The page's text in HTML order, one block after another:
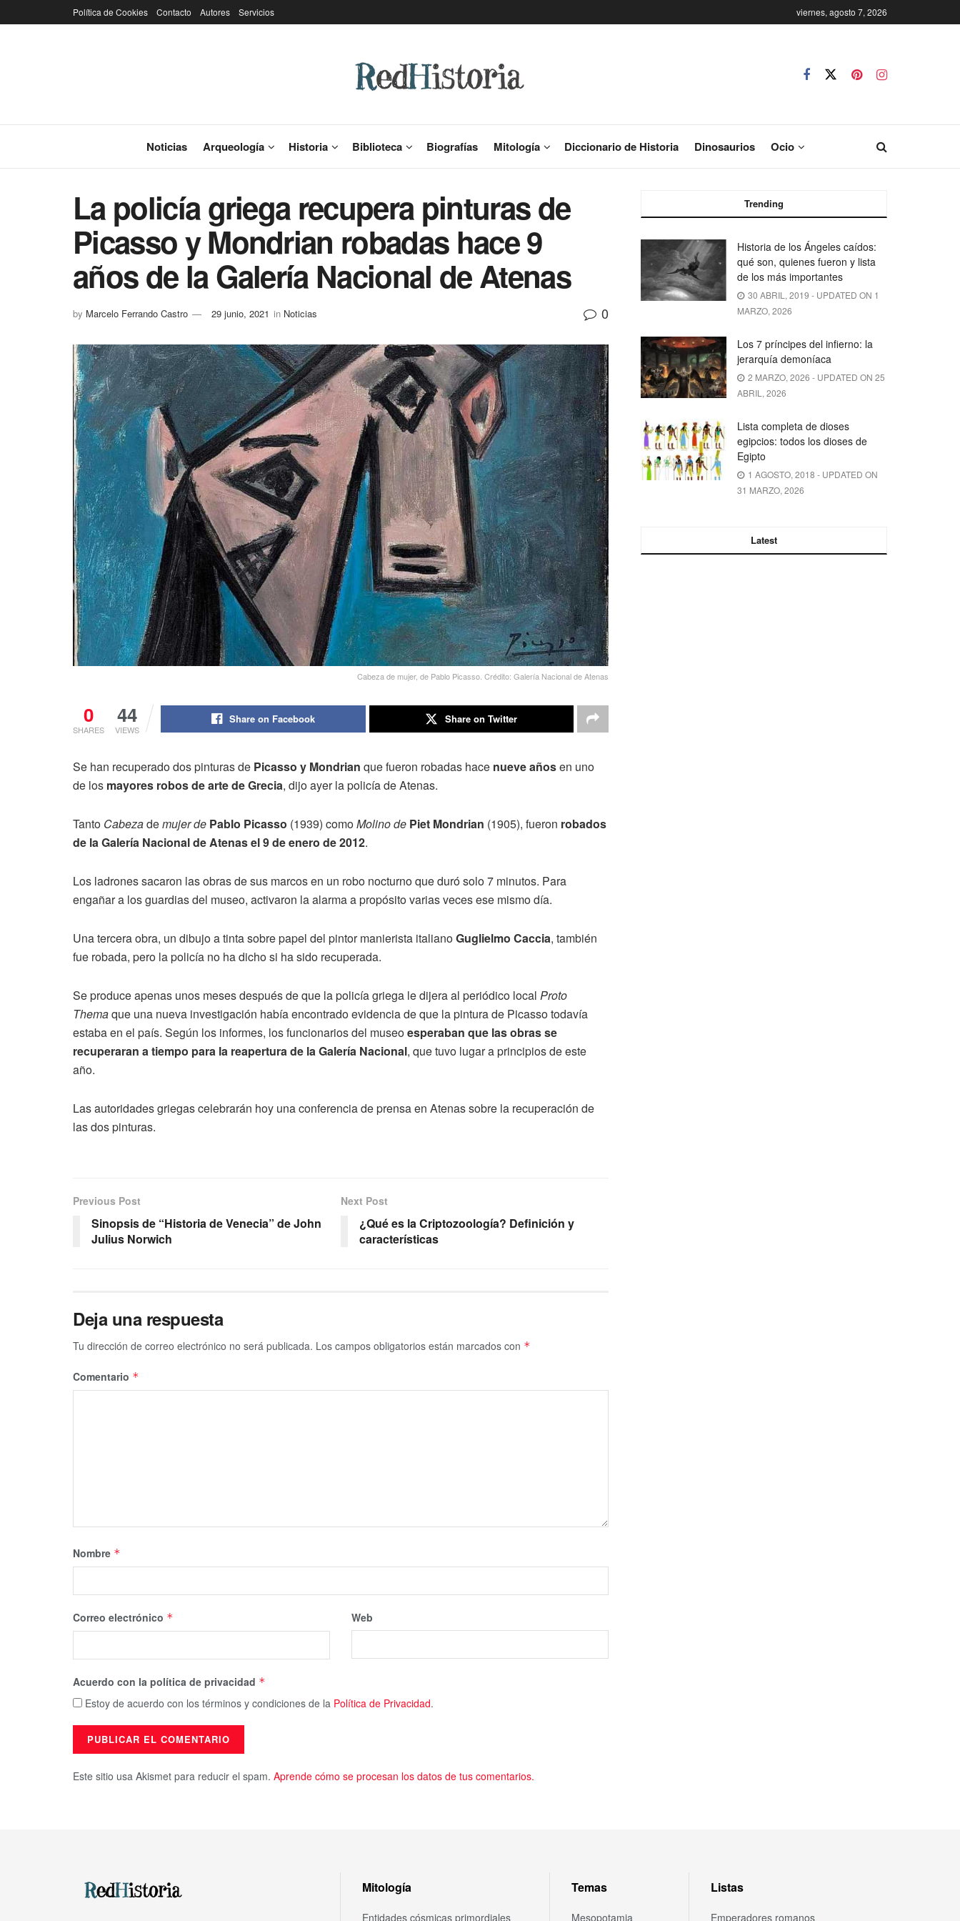
Política de Cookies Contacto Autores Servicios viernes, agosto 7, 2026
Noticias Arqueología Historia Biblioteca Biografías Mitología Diccionario de Historia Dinosaurios Ocio
La policía griega recupera pinturas de
Picasso y Mondrian robadas hace 9
años de la Galería Nacional de Atenas
by Marcelo Ferrando Castro 29 junio, 2021 in Noticias 0
Cabeza de mujer, de Pablo Picasso. Crédito: Galería Nacional de Atenas
0
SHARES
44
VIEWS
Share on Facebook Share on Twitter
Se han recuperado dos pinturas de Picasso y Mondrian que fueron robadas hace nueve añosen uno
de los mayores robos de arte de Grecia, dijo ayer la policía de Atenas.
Tanto Cabezademujer de Pablo Picasso (1939) comoMolino de Piet Mondrian (1905), fueron robados
de la Galería Nacional de Atenas el 9 de enero de 2012.
Los ladrones sacaron las obras de sus marcos en un robo nocturno que duró solo 7 minutos. Para
engañar a los guardias del museo, activaron la alarma a propósito varias veces ese mismo día.
Una tercera obra, un dibujo a tinta sobre papel del pintor manierista italianoGuglielmo Caccia, también
fue robada, pero la policía no ha dicho si ha sido recuperada.
Se produce apenas unos meses después de que la policía griega le dijera al periódico local Proto
Themaque una nueva investigación había encontrado evidencia de que la pintura de Picasso todavía
estaba en el país. Según los informes, los funcionarios del museoesperaban que las obras se
recuperaran a tiempo para la reapertura de la Galería Nacional, que tuvo lugar a principios de este
año.
Las autoridades griegas celebrarán hoy una conferencia de prensa en Atenas sobre la recuperación de
las dos pinturas.
Previous Post
Sinopsis de “Historia de Venecia” de John
Julius Norwich
Next Post
¿Qué es la Criptozoología? Definición y
características
Deja una respuesta
Tu dirección de correo electrónico no será publicada. Los campos obligatorios están marcados con *
Comentario *
Nombre *
Correo electrónico * Web
Acuerdo con la política de privacidad *
Estoy de acuerdo con los términos y condiciones de la Política de Privacidad.
Este sitio usa Akismet para reducir el spam. Aprende cómo se procesan los datos de tus comentarios.
Trending
Historia de los Ángeles caídos:
qué son, quienes fueron y lista
de los más importantes
30 ABRIL, 2019 - UPDATED ON 1
MARZO, 2026
Los 7 príncipes del infierno: la
jerarquía demoníaca
2 MARZO, 2026 - UPDATED ON 25
ABRIL, 2026
Lista completa de dioses
egipcios: todos los dioses de
Egipto
1 AGOSTO, 2018 - UPDATED ON
31 MARZO, 2026
Latest
Mitología
Entidades cósmicas primordiales
Temas
Mesopotamia
Listas
Emperadores romanos